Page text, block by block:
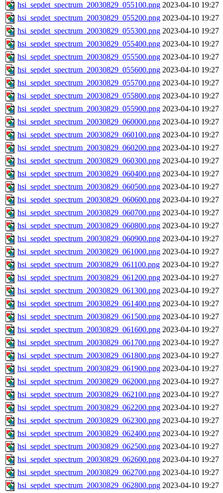
hsi_sepdet_spectrum_20030829_055100.png 2023-04-10 19:27
hsi_sepdet_spectrum_20030829_055200.png 2023-04-10 19:27
hsi_sepdet_spectrum_20030829_055300.png 2023-04-10 19:27
hsi_sepdet_spectrum_20030829_055400.png 2023-04-10 19:27
hsi_sepdet_spectrum_20030829_055500.png 2023-04-10 19:27
hsi_sepdet_spectrum_20030829_055600.png 2023-04-10 19:27
hsi_sepdet_spectrum_20030829_055700.png 2023-04-10 19:27
hsi_sepdet_spectrum_20030829_055800.png 2023-04-10 19:27
hsi_sepdet_spectrum_20030829_055900.png 2023-04-10 19:27
hsi_sepdet_spectrum_20030829_060000.png 2023-04-10 19:27
hsi_sepdet_spectrum_20030829_060100.png 2023-04-10 19:27
hsi_sepdet_spectrum_20030829_060200.png 2023-04-10 19:27
hsi_sepdet_spectrum_20030829_060300.png 2023-04-10 19:27
hsi_sepdet_spectrum_20030829_060400.png 2023-04-10 19:27
hsi_sepdet_spectrum_20030829_060500.png 2023-04-10 19:27
hsi_sepdet_spectrum_20030829_060600.png 2023-04-10 19:27
hsi_sepdet_spectrum_20030829_060700.png 2023-04-10 19:27
hsi_sepdet_spectrum_20030829_060800.png 2023-04-10 19:27
hsi_sepdet_spectrum_20030829_060900.png 2023-04-10 19:27
hsi_sepdet_spectrum_20030829_061000.png 2023-04-10 19:27
hsi_sepdet_spectrum_20030829_061100.png 2023-04-10 19:27
hsi_sepdet_spectrum_20030829_061200.png 2023-04-10 19:27
hsi_sepdet_spectrum_20030829_061300.png 2023-04-10 19:27
hsi_sepdet_spectrum_20030829_061400.png 2023-04-10 19:27
hsi_sepdet_spectrum_20030829_061500.png 2023-04-10 19:27
hsi_sepdet_spectrum_20030829_061600.png 2023-04-10 19:27
hsi_sepdet_spectrum_20030829_061700.png 2023-04-10 19:27
hsi_sepdet_spectrum_20030829_061800.png 2023-04-10 19:27
hsi_sepdet_spectrum_20030829_061900.png 2023-04-10 19:27
hsi_sepdet_spectrum_20030829_062000.png 2023-04-10 19:27
hsi_sepdet_spectrum_20030829_062100.png 2023-04-10 19:27
hsi_sepdet_spectrum_20030829_062200.png 2023-04-10 19:27
hsi_sepdet_spectrum_20030829_062300.png 2023-04-10 19:27
hsi_sepdet_spectrum_20030829_062400.png 2023-04-10 19:27
hsi_sepdet_spectrum_20030829_062500.png 2023-04-10 19:27
hsi_sepdet_spectrum_20030829_062600.png 2023-04-10 19:27
hsi_sepdet_spectrum_20030829_062700.png 2023-04-10 19:27
hsi_sepdet_spectrum_20030829_062800.png 2023-04-10 19:27